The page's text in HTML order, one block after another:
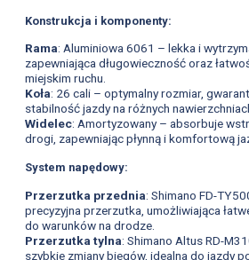
Konstrukcja i komponenty:
Rama: Aluminiowa 6061 – lekka i
zapewniająca długowieczność oraz
miejskim ruchu.
Koła: 26 cali – optymalny rozmiar,
stabilność jazdy na różnych
Widelec: Amortyzowany – absorbuje
drogi, zapewniając płynną i komfortową
System napędowy:
Przerzutka przednia: Shimano FD-
precyzyjna przerzutka, umożliwiająca
do warunków na drodze.
Przerzutka tylna: Shimano Altus RD-
szybkie zmiany biegów, idealna do jazdy